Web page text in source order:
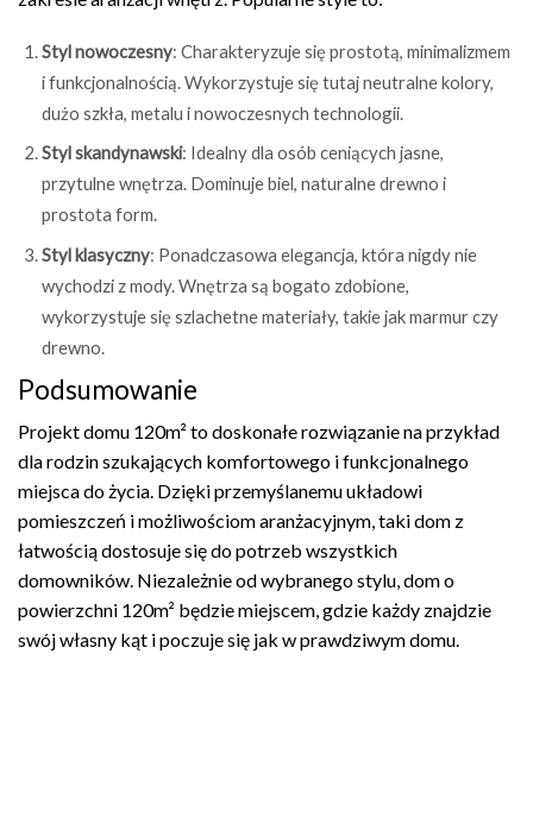
Styl nowoczesny: Charakteryzuje się prostotą, minimalizmem
i funkcjonalnością. Wykorzystuje się tutaj neutralne kolory,
dużo szkła, metalu i nowoczesnych technologii.
Styl skandynawski: Idealny dla osób ceniących jasne,
przytulne wnętrza. Dominuje biel, naturalne drewno i
prostota form.
Styl klasyczny: Ponadczasowa elegancja, która nigdy nie
wychodzi z mody. Wnętrza są bogato zdobione,
wykorzystuje się szlachetne materiały, takie jak marmur czy
drewno.
Podsumowanie
Projekt domu 120m² to doskonałe rozwiązanie na przykład
dla rodzin szukających komfortowego i funkcjonalnego
miejsca do życia. Dzięki przemyślanemu układowi
pomieszczeń i możliwościom aranżacyjnym, taki dom z
łatwością dostosuje się do potrzeb wszystkich
domowników. Niezależnie od wybranego stylu, dom o
powierzchni 120m² będzie miejscem, gdzie każdy znajdzie
swój własny kąt i poczuje się jak w prawdziwym domu.